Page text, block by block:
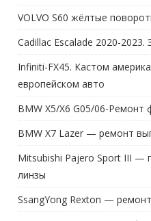
VOLVO S60 жёлтые
Cadillac Escalade 2020-
Infiniti-FX45. Кастом
европейском авто
BMW X5/X6 G05/06-
BMW X7 Lazer — ремонт
Mitsubishi Pajero Sport III —
линзы
SsangYong Rexton —